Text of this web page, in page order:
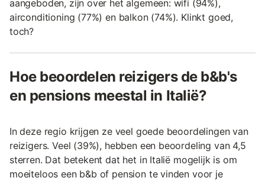
aangeboden, zijn over het algemeen: wifi (94%),
airconditioning (77%) en balkon (74%). Klinkt goed,
toch?
Hoe beoordelen reizigers de b&b's
en pensions meestal in Italië?
In deze regio krijgen ze veel goede beoordelingen van
reizigers. Veel (39%), hebben een beoordeling van 4,5
sterren. Dat betekent dat het in Italië mogelijk is om
moeiteloos een b&b of pension te vinden voor je